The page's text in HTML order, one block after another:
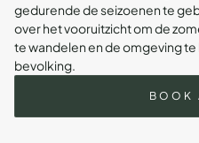
gedurende de seizoenen te
over het vooruitzicht om de
te wandelen en de omgeving
bevolking.
BOOK